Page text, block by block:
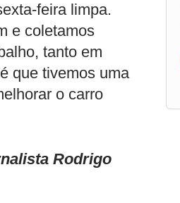
feira limpa.
e coletamos
tanto em
que tivemos uma
o carro
Rodrigo